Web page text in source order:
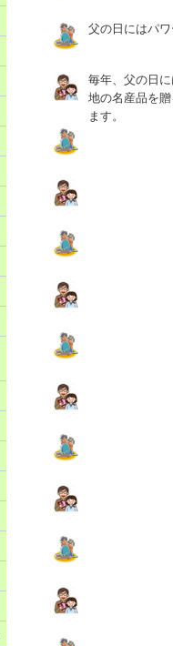
父の日にはパ
毎年、父の日
地の名産品を
ます。